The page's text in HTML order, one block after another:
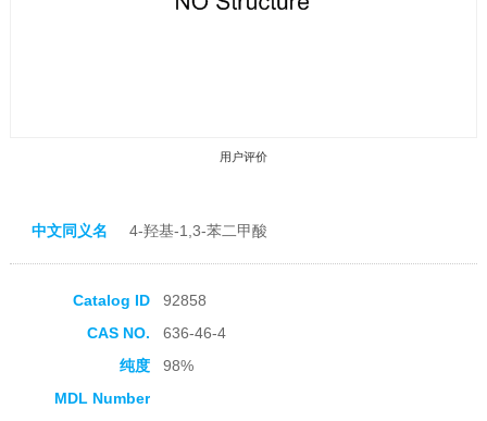
用户评价
中文同义名 4-羟基-1,3-苯二甲酸
Catalog ID
92858
CAS NO.
636-46-4
纯度
98%
MDL Number